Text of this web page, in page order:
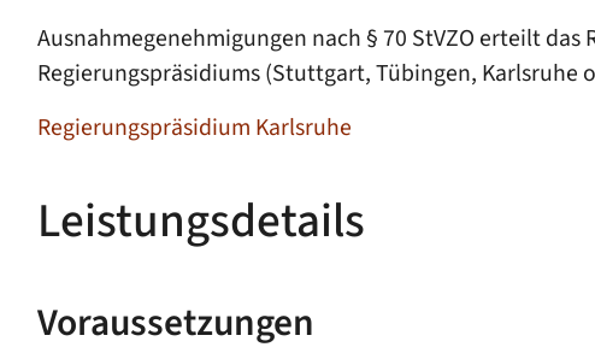
Ausnahmegenehmigungen nach § 70 StVZO erteilt
Regierungspräsidiums (Stuttgart, Tübingen, Karlsruhe
Regierungspräsidium Karlsruhe
Leistungsdetails
Voraussetzungen